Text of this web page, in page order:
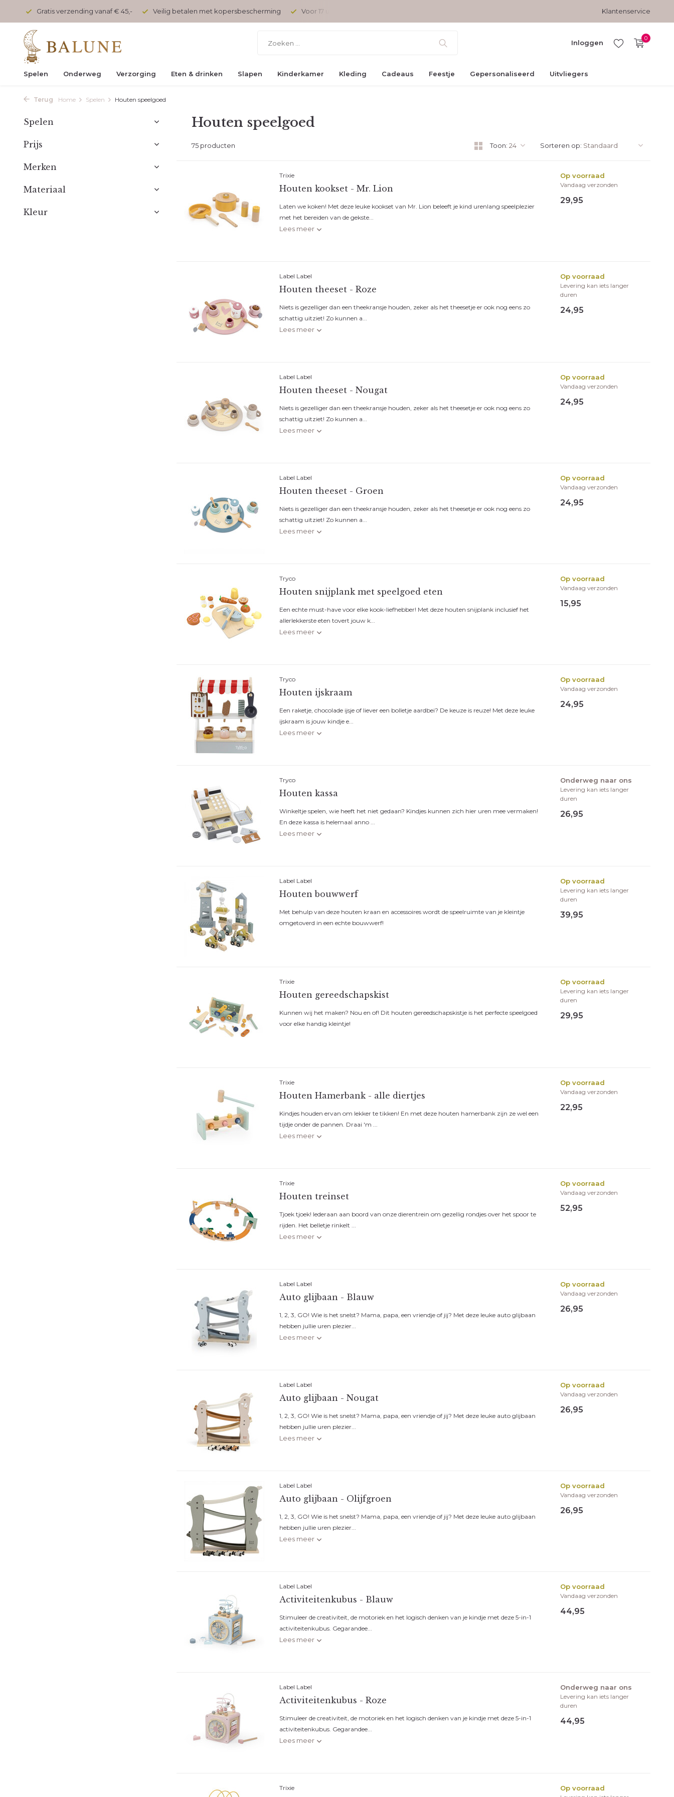
€ 45,- Veilig betalen met kopersbescherming Voor 17 uur besteld, vandaag verzonden Klantenservice
Inloggen
0
Spelen Onderweg Verzorging Eten & drinken Slapen Kinderkamer Kleding Cadeaus Feestje Gepersonaliseerd Uitvliegers
Terug Home Spelen Houten speelgoed
Spelen
Prijs
Merken
Materiaal
Kleur
Houten speelgoed
75 producten Toon: Sorteren op:
Trixie
Houten kookset - Mr. Lion
Laten we koken! Met deze leuke kookset van Mr. Lion beleeft je kind urenlang speelplezier
met het bereiden van de gekste...
Lees meer
Op voorraad
Vandaag verzonden
29,95
Label Label
Houten theeset - Roze
Niets is gezelliger dan een theekransje houden, zeker als het theesetje er ook nog eens zo
schattig uitziet! Zo kunnen a...
Lees meer
Op voorraad
Levering kan iets langer
duren
24,95
Label Label
Houten theeset - Nougat
Niets is gezelliger dan een theekransje houden, zeker als het theesetje er ook nog eens zo
schattig uitziet! Zo kunnen a...
Lees meer
Op voorraad
Vandaag verzonden
24,95
Label Label
Houten theeset - Groen
Niets is gezelliger dan een theekransje houden, zeker als het theesetje er ook nog eens zo
schattig uitziet! Zo kunnen a...
Lees meer
Op voorraad
Vandaag verzonden
24,95
Tryco
Houten snijplank met speelgoed eten
Een echte must-have voor elke kook-liefhebber! Met deze houten snijplank inclusief het
allerlekkerste eten tovert jouw k...
Lees meer
Op voorraad
Vandaag verzonden
15,95
Tryco
Houten ijskraam
Een raketje, chocolade ijsje of liever een bolletje aardbei? De keuze is reuze! Met deze leuke
ijskraam is jouw kindje e...
Lees meer
Op voorraad
Vandaag verzonden
24,95
Tryco
Houten kassa
Winkeltje spelen, wie heeft het niet gedaan? Kindjes kunnen zich hier uren mee vermaken!
En deze kassa is helemaal anno ...
Lees meer
Onderweg naar ons
Levering kan iets langer
duren
26,95
Label Label
Houten bouwwerf
Met behulp van deze houten kraan en accessoires wordt de speelruimte van je kleintje
omgetoverd in een echte bouwwerf!
Op voorraad
Levering kan iets langer
duren
39,95
Trixie
Houten gereedschapskist
Kunnen wij het maken? Nou en of! Dit houten gereedschapskistje is het perfecte speelgoed
voor elke handig kleintje!
Op voorraad
Levering kan iets langer
duren
29,95
Trixie
Houten Hamerbank - alle diertjes
Kindjes houden ervan om lekker te tikken! En met deze houten hamerbank zijn ze wel een
tijdje onder de pannen. Draai 'm ...
Lees meer
Op voorraad
Vandaag verzonden
22,95
Trixie
Houten treinset
Tjoek tjoek! Iederaan aan boord van onze dierentrein om gezellig rondjes over het spoor te
rijden. Het belletje rinkelt ...
Lees meer
Op voorraad
Vandaag verzonden
52,95
Label Label
Auto glijbaan - Blauw
1, 2, 3, GO! Wie is het snelst? Mama, papa, een vriendje of jij? Met deze leuke auto glijbaan
hebben jullie uren plezier...
Lees meer
Op voorraad
Vandaag verzonden
26,95
Label Label
Auto glijbaan - Nougat
1, 2, 3, GO! Wie is het snelst? Mama, papa, een vriendje of jij? Met deze leuke auto glijbaan
hebben jullie uren plezier...
Lees meer
Op voorraad
Vandaag verzonden
26,95
Label Label
Auto glijbaan - Olijfgroen
1, 2, 3, GO! Wie is het snelst? Mama, papa, een vriendje of jij? Met deze leuke auto glijbaan
hebben jullie uren plezier...
Lees meer
Op voorraad
Vandaag verzonden
26,95
Label Label
Activiteitenkubus - Blauw
Stimuleer de creativiteit, de motoriek en het logisch denken van je kindje met deze 5-in-1
activiteitenkubus. Gegarandee...
Lees meer
Op voorraad
Vandaag verzonden
44,95
Label Label
Activiteitenkubus - Roze
Stimuleer de creativiteit, de motoriek en het logisch denken van je kindje met deze 5-in-1
activiteitenkubus. Gegarandee...
Lees meer
Onderweg naar ons
Levering kan iets langer
duren
44,95
Trixie Op voorraad
inschrijft, dan shop je je eerste bestelling met maar liefst
E-mailadres
* Lees hier de wettelijke beperkingen